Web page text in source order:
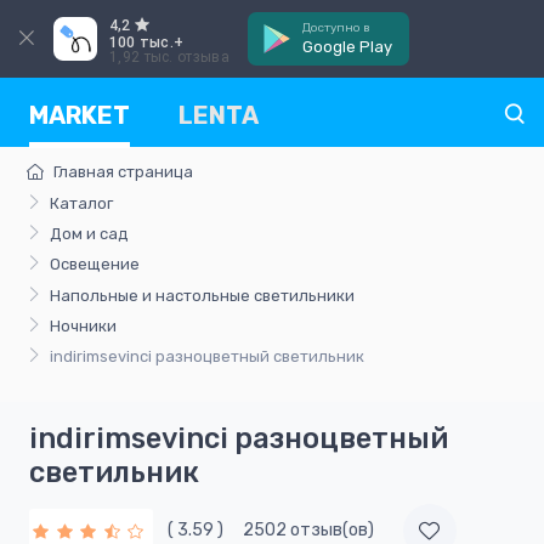
4,2
100 тыс.+
1,92 тыс. отзыва
Доступно в
Google Play
MARKET LENTA
Главная страница
Каталог
Дом и сад
Освещение
Напольные и настольные светильники
Ночники
indirimsevinci разноцветный светильник
indirimsevinci разноцветный
светильник
( 3.59 ) 2502 отзыв(ов)